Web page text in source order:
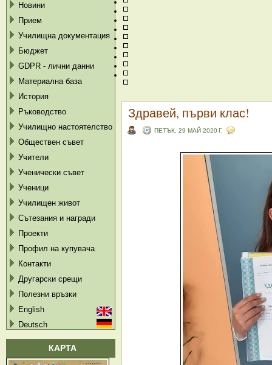
Новини
Прием
Училищна документация
Бюджет
GDPR - лични данни
Материална база
История
Ръководство
Училищно настоятелство
Обществен съвет
Учители
Ученически съвет
Ученици
Училищен живот
Сътезания и награди
Проекти
Профил на купувача
Контакти
Другарски срещи
Полезни връзки
English
Deutsch
КАРТА
Здравей, първи клас!
ПЕТЪК, 29 МАЙ 2020 Г.